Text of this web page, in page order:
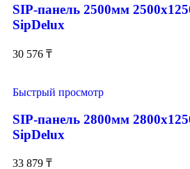
SIP-панель 2500мм
SipDelux
30 576 ₸
Быстрый просмотр
SIP-панель 2800мм
SipDelux
33 879 ₸